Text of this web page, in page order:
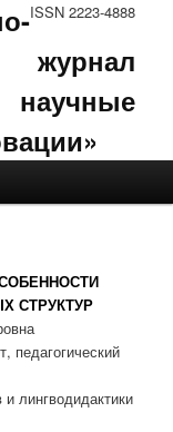
ISSN 2223-4888
СТРУКТУР
педагогический
лингводидактики